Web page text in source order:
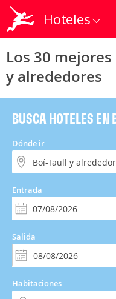
Hoteles
Los 30
y alrededores
BUSCA HOTELES EN
Dónde ir
Entrada
Salida
Habitaciones